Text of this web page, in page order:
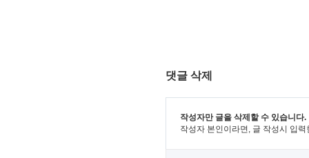
댓글 삭제
작성자만 글을 삭제할 수 있습니다.
작성자 본인이라면, 글 작성시 입